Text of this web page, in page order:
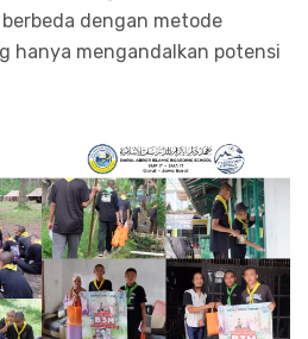
dengan metode
hanya mengandalkan potensi